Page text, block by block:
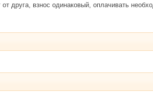
друга, взнос одинаковый, оплачивать